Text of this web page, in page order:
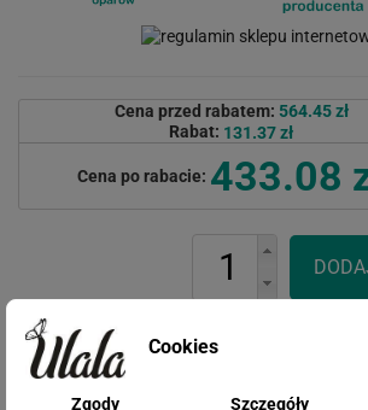
Cena przed rabatem: 564.45 zł
Rabat: 131.37 zł
Cena po rabacie: 433.08
Cookies
Zgody Szczegóły